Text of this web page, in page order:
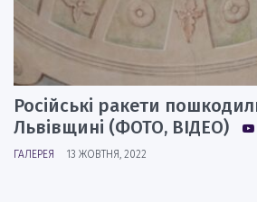
Російські ракети
Львівщині (ФОТО, ВІДЕО)
ГАЛЕРЕЯ 13 ЖОВТНЯ, 2022